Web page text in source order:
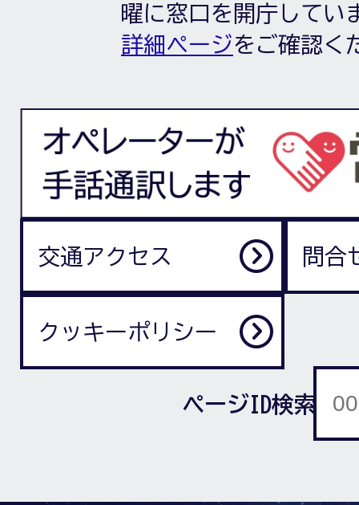
曜に窓口を開庁してい
詳細ページをご確認く
交通アクセス 問合
クッキーポリシー
ページID検索